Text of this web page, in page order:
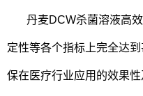
丹麦DCW杀菌溶液高
定性等各个指标上完全达
保在医疗行业应用的效果